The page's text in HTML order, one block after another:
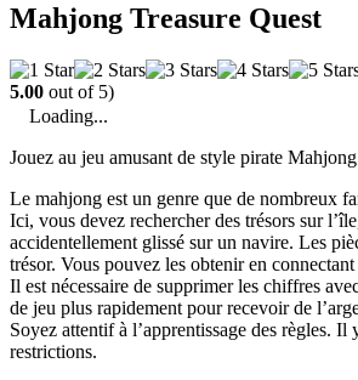
Mahjong Treasure Quest
5.00 out of 5)
Loading...
Jouez au jeu amusant de style pirate
Le mahjong est un genre que de nombreux
Ici, vous devez rechercher des trésors sur
accidentellement glissé sur un navire. Les
trésor. Vous pouvez les obtenir en
Il est nécessaire de supprimer les chiffres
de jeu plus rapidement pour recevoir de
Soyez attentif à l’apprentissage des règles. Il
restrictions.